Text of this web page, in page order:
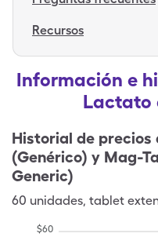
Recursos
Información e
Lactato
Historial de precios
(Genérico) y Mag-
Generic)
60 unidades, tablet
$60